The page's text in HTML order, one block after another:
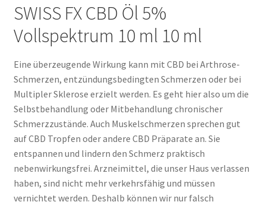
SWISS FX CBD Öl 5%
Vollspektrum 10 ml 10 ml
Eine überzeugende Wirkung kann mit CBD bei Arthrose-
Schmerzen, entzündungsbedingten Schmerzen oder bei
Multipler Sklerose erzielt werden. Es geht hier also um die
Selbstbehandlung oder Mitbehandlung chronischer
Schmerzzustände. Auch Muskelschmerzen sprechen gut
auf CBD Tropfen oder andere CBD Präparate an. Sie
entspannen und lindern den Schmerz praktisch
nebenwirkungsfrei. Arzneimittel, die unser Haus verlassen
haben, sind nicht mehr verkehrsfähig und müssen
vernichtet werden. Deshalb können wir nur falsch